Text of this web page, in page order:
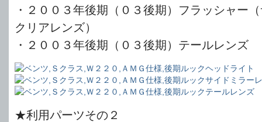
・２００３年後期（０３後期）フラッシャー
クリアレンズ）
・２００３年後期（０３後期）テールレンズ
★利用パーツその２